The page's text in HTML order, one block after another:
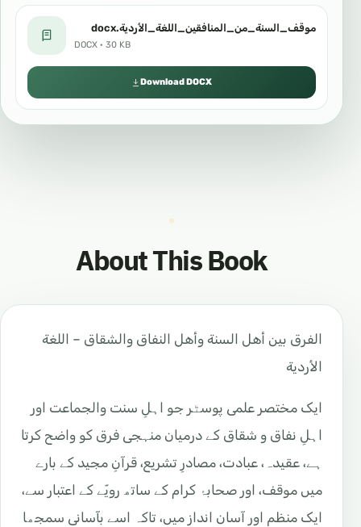
موقف_السنة_من_المنافقين_اللغة_الأردية.docx
DOCX · 30 KB
Download DOCX
About This Book
الفرق بين أهل السنة وأهل النفاق والشقاق – اللغة
الأردية
ایک مختصر علمی پوسٹر جو اہلِ سنت والجماعت اور
اہلِ نفاق و شقاق کے درمیان منہجی فرق کو واضح کرتا
ہے، عقیدہ، عبادت، مصادرِ تشریع، قرآنِ مجید کے بارے
میں موقف، اور صحابۂ کرام کے ساتھ رویّے کے اعتبار سے،
ایک منظم اور آسان انداز میں، تاکہ اسے بآسانی سمجھا